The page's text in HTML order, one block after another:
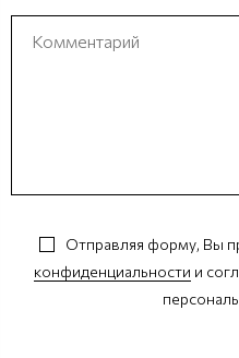
Отправляя форму, Вы
конфиденциальности и